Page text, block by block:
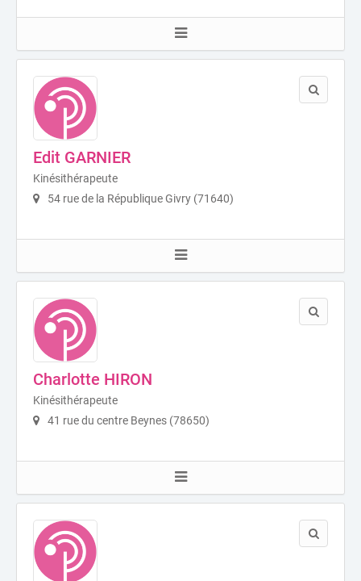
Edit GARNIER
Kinésithérapeute
54 rue de la République Givry (71640)
Charlotte HIRON
Kinésithérapeute
41 rue du centre Beynes (78650)